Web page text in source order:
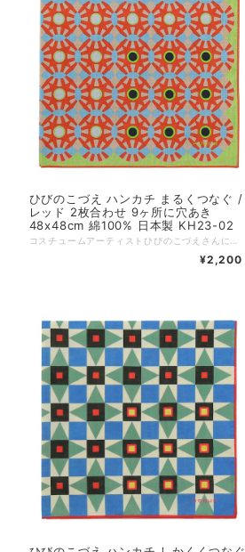
ひびのこづえ ハンカチ まるくつなぐ /
レッド 2枚合わせ 9ヶ所に穴あき
48x48cm 綿100% 日本製 KH23-02
¥2,200